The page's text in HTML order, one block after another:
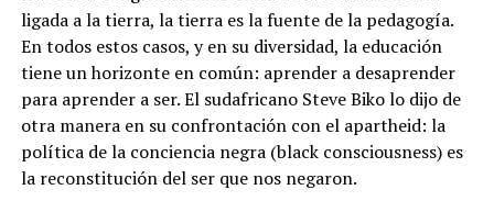
ligada a la tierra, la tierra es la fuente de la pedagogía.
En todos estos casos, y en su diversidad, la educación
tiene un horizonte en común: aprender a desaprender
para aprender a ser. El sudafricano Steve Biko lo dijo de
otra manera en su confrontación con el apartheid: la
política de la conciencia negra (black consciousness) es
la reconstitución del ser que nos negaron.